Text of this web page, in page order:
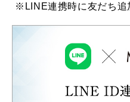
※LINE連携時に友だち追